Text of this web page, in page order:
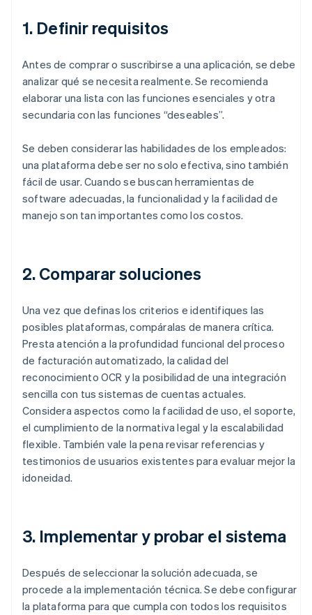
1. Definir requisitos
Antes de comprar o suscribirse a una aplicación, se debe
analizar qué se necesita realmente. Se recomienda
elaborar una lista con las funciones esenciales y otra
secundaria con las funciones “deseables”.
Se deben considerar las habilidades de los empleados:
una plataforma debe ser no solo efectiva, sino también
fácil de usar. Cuando se buscan herramientas de
software adecuadas, la funcionalidad y la facilidad de
manejo son tan importantes como los costos.
2. Comparar soluciones
Una vez que definas los criterios e identifiques las
posibles plataformas, compáralas de manera crítica.
Presta atención a la profundidad funcional del proceso
de facturación automatizado, la calidad del
reconocimiento OCR y la posibilidad de una integración
sencilla con tus sistemas de cuentas actuales.
Considera aspectos como la facilidad de uso, el soporte,
el cumplimiento de la normativa legal y la escalabilidad
flexible. También vale la pena revisar referencias y
testimonios de usuarios existentes para evaluar mejor la
idoneidad.
3. Implementar y probar el sistema
Después de seleccionar la solución adecuada, se
procede a la implementación técnica. Se debe configurar
la plataforma para que cumpla con todos los requisitos